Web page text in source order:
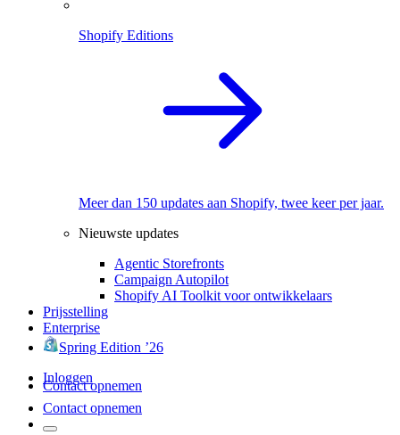
Shopify Editions
Meer dan 150 updates aan Shopify, twee keer per jaar.
Nieuwste updates
Agentic Storefronts
Campaign Autopilot
Shopify AI Toolkit voor ontwikkelaars
Prijsstelling
Enterprise
Spring Edition ’26
Inloggen
Contact opnemen
Contact opnemen